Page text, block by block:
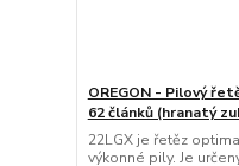
OREGON - Pilový
62 článků (hranatý
22LGX je řetěz
výkonné pily. Je